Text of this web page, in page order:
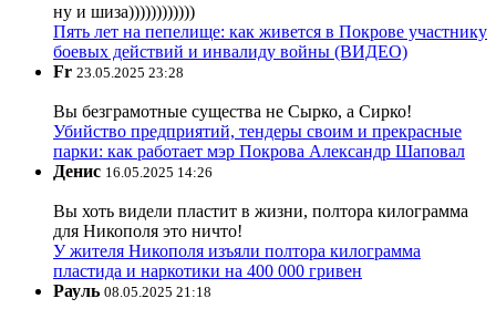
ну и шиза))))))))))))
Пять лет на пепелище: как живется в Покрове участнику
боевых действий и инвалиду войны (ВИДЕО)
Fr 23.05.2025 23:28
Вы безграмотные существа не Сырко, а Сирко!
Убийство предприятий, тендеры своим и прекрасные
парки: как работает мэр Покрова Александр Шаповал
Денис 16.05.2025 14:26
Вы хоть видели пластит в жизни, полтора килограмма
для Никополя это ничто!
У жителя Никополя изъяли полтора килограмма
пластида и наркотики на 400 000 гривен
Рауль 08.05.2025 21:18